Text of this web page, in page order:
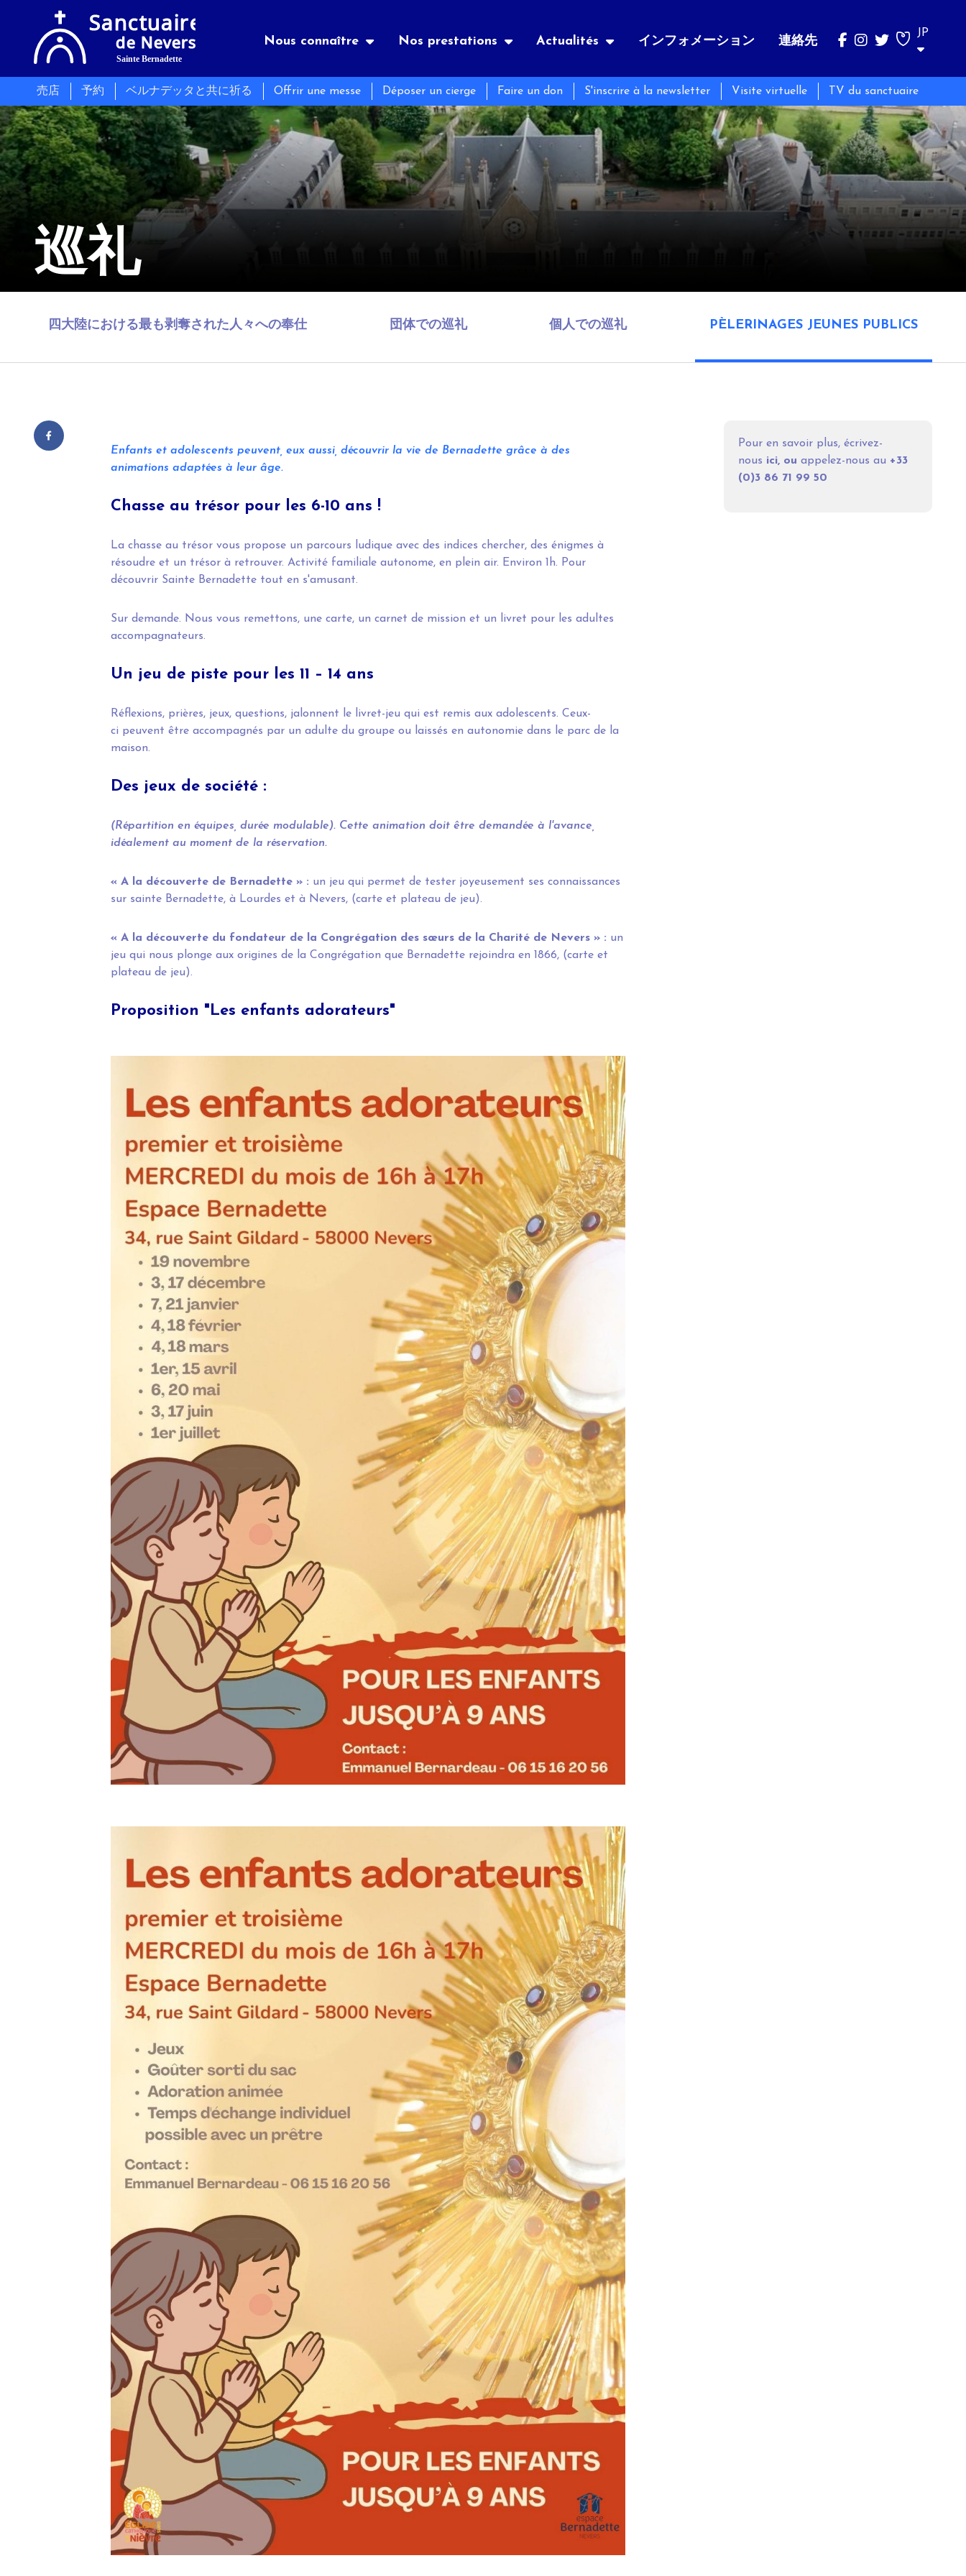
Nous connaître
Notre histoire
インフォメーション そのことば
その生涯
その体
ベルナデッタと共に祈る
ベルナデッタのそばでボランティア
Nos prestations
宿泊
レストラン 黙想 四大陸における最も剥奪された人々への奉仕
団体での巡礼
個人での巡礼
Pèlerinages jeunes publics
Actualités
季刊誌
Actualités Horaires des messes
Temps de prière
インフォメーション 連絡先
JP
売店 予約 ベルナデッタと共に祈る Offrir une messe Déposer un cierge Faire un don S'inscrire à la newsletter Visite virtuelle TV du sanctuaire
巡礼
四大陸における最も剥奪された人々への奉仕 団体での巡礼 個人での巡礼 PÈLERINAGES JEUNES PUBLICS
Enfants et adolescents peuvent, eux aussi, découvrir la vie de Bernadette grâce à des
animations adaptées à leur âge.
Chasse au trésor pour les 6-10 ans !
La chasse au trésor vous propose un parcours ludique avec des indices chercher, des énigmes à
résoudre et un trésor à retrouver. Activité familiale autonome, en plein air. Environ 1h. Pour
découvrir Sainte Bernadette tout en s'amusant.
Sur demande. Nous vous remettons, une carte, un carnet de mission et un livret pour les adultes
accompagnateurs.
Un jeu de piste pour les 11 – 14 ans
Réflexions, prières, jeux, questions, jalonnent le livret-jeu qui est remis aux adolescents. Ceux-
ci peuvent être accompagnés par un adulte du groupe ou laissés en autonomie dans le parc de la
maison.
Des jeux de société :
(Répartition en équipes, durée modulable). Cette animation doit être demandée à l'avance,
idéalement au moment de la réservation.
« A la découverte de Bernadette » : un jeu qui permet de tester joyeusement ses connaissances
sur sainte Bernadette, à Lourdes et à Nevers, (carte et plateau de jeu).
« A la découverte du fondateur de la Congrégation des sœurs de la Charité de Nevers » : un
jeu qui nous plonge aux origines de la Congrégation que Bernadette rejoindra en 1866, (carte et
plateau de jeu).
Proposition "Les enfants adorateurs"
Pour en savoir plus, écrivez-
nous ici, ou appelez-nous au +33
(0)3 86 71 99 50